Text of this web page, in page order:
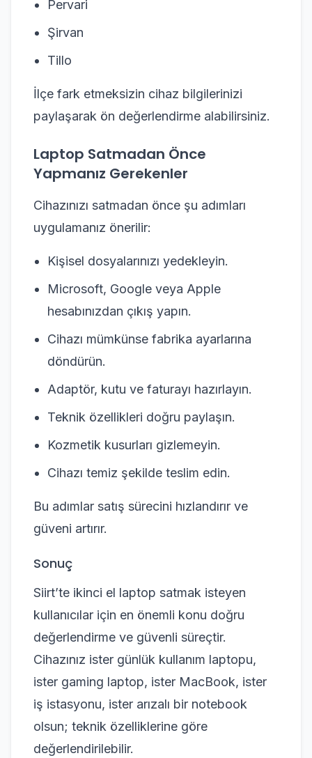
Pervari
Şirvan
Tillo
İlçe fark etmeksizin cihaz bilgilerinizi
paylaşarak ön değerlendirme alabilirsiniz.
Laptop Satmadan Önce
Yapmanız Gerekenler
Cihazınızı satmadan önce şu adımları
uygulamanız önerilir:
Kişisel dosyalarınızı yedekleyin.
Microsoft, Google veya Apple
hesabınızdan çıkış yapın.
Cihazı mümkünse fabrika ayarlarına
döndürün.
Adaptör, kutu ve faturayı hazırlayın.
Teknik özellikleri doğru paylaşın.
Kozmetik kusurları gizlemeyin.
Cihazı temiz şekilde teslim edin.
Bu adımlar satış sürecini hızlandırır ve
güveni artırır.
Sonuç
Siirt’te ikinci el laptop satmak isteyen
kullanıcılar için en önemli konu doğru
değerlendirme ve güvenli süreçtir.
Cihazınız ister günlük kullanım laptopu,
ister gaming laptop, ister MacBook, ister
iş istasyonu, ister arızalı bir notebook
olsun; teknik özelliklerine göre
değerlendirilebilir.